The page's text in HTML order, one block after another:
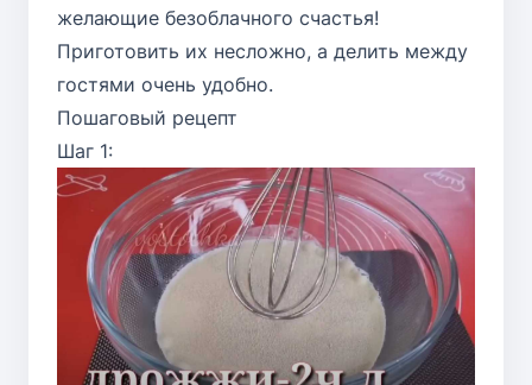
желающие безоблачного счастья!
Приготовить их несложно, а делить между
гостями очень удобно.
Пошаговый рецепт
Шаг 1: